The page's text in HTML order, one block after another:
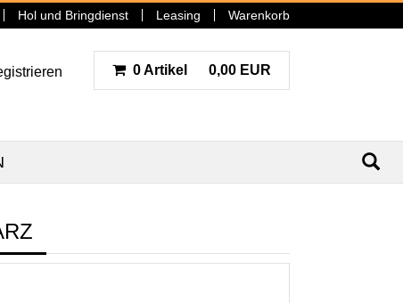
Hol und Bringdienst Leasing Warenkorb
0 Artikel 0,00 EUR